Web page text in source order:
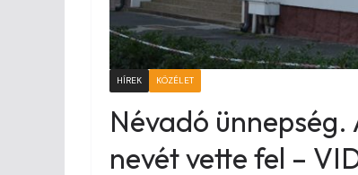
HÍREK KÖZÉLET
Névadó ünnepség.
nevét vette fel –